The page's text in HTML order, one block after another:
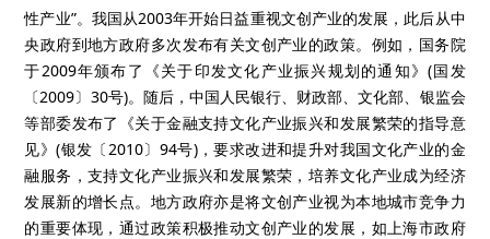
性产业”。我国从2003年开始日益重视文创产业的发展，此后从中
央政府到地方政府多次发布有关文创产业的政策。例如，国务院
于2009年颁布了《关于印发文化产业振兴规划的通知》(国发
〔2009〕30号)。随后，中国人民银行、财政部、文化部、银监会
等部委发布了《关于金融支持文化产业振兴和发展繁荣的指导意
见》(银发〔2010〕94号)，要求改进和提升对我国文化产业的金
融服务，支持文化产业振兴和发展繁荣，培养文化产业成为经济
发展新的增长点。地方政府亦是将文创产业视为本地城市竞争力
的重要体现，通过政策积极推动文创产业的发展，如上海市政府